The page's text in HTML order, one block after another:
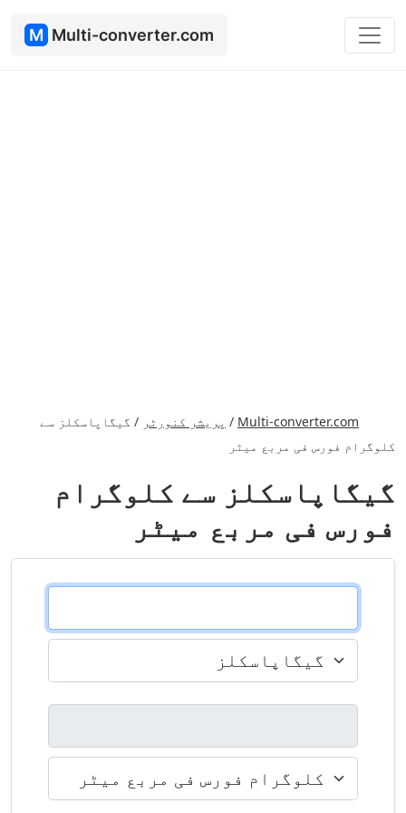
M Multi-converter.com
Multi-converter.com
/ پریشر کنورٹر / گیگاپاسکلز سے
کلوگرام فورس فی مربع میٹر
گیگاپاسکلز سے کلوگرام
فورس فی مربع میٹر